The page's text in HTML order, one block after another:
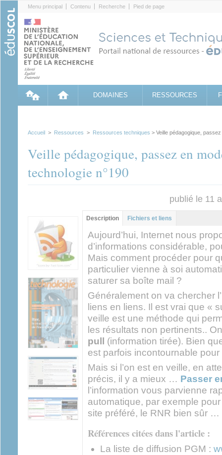
Menu principal Contenu Recherche Pied de page
DOMAINES RESSOURCES
Accueil > Ressources > Ressources techniques > Veille pédagogique,
Veille pédagogique, passez en
technologie n°190
publié le 11
Groupe principal
Description (onglet
actif)
Fichiers et liens
Aujourd’hui, Internet nous
d’informations considérable,
Mais comment procéder pour
particulier vienne à soi
saturer sa boîte mail ?
Généralement on va chercher
liens en liens. Il est vrai que «
veille est une méthode qui
les résultats non pertinents..
pull (information tirée). Bien
est parfois incontournable
Mais si l’on est en veille, en
précis, il y a mieux … Passer
l’information vous parvienne
automatique, par exemple
site préféré, le RNR bien sûr …
Références citées dans l'article :
La liste de diffusion PGM :